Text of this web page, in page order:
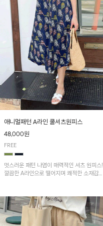
애니멀패턴 A라인 쿨셔츠원피스
48,000원
FREE
멋스러운 패턴 나염이 매력적인 셔츠 원피스!
깔끔한 A라인으로 떨어지며 쾌적한 소재감으